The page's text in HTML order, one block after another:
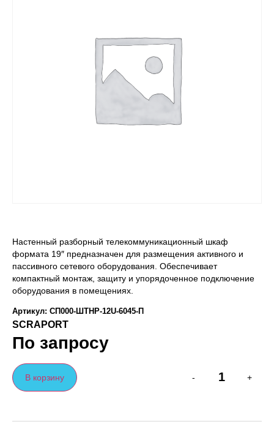
Настенный разборный телекоммуникационный шкаф
формата 19″ предназначен для размещения активного и
пассивного сетевого оборудования. Обеспечивает
компактный монтаж, защиту и упорядоченное подключение
оборудования в помещениях.
Артикул: СП000-ШТНР-12U-6045-П
SCRAPORT
По запросу
- +
В корзину